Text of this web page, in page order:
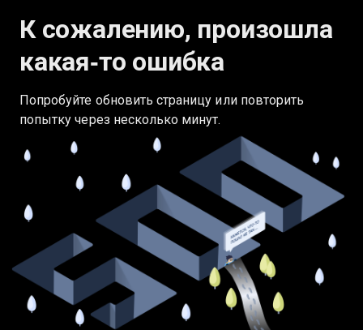
К сожалению, произошла
какая‑то ошибка
Попробуйте обновить страницу или повторить
попытку через несколько минут.